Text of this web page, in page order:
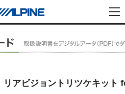
リアビジョントリツケキット